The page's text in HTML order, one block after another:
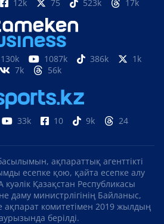
12k 75 523k 17k
130k 1087k 386k
1k
7k
56k
33k 10 9k 24
ақпараттық агенттікті
есепке қою, қайта есепке алу
Қазақстан Республикасы
даму министрлігінің Байланыс,
ақпарат комитетімен 2019 жылдың
берілді.